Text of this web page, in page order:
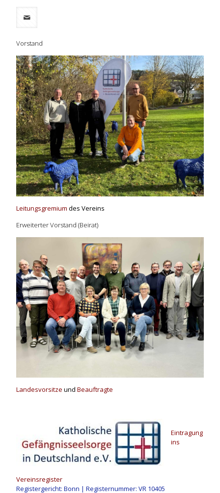
Vorstand
Leitungsgremium des Vereins
Erweiterter Vorstand (Beirat)
Landesvorsitze und Beauftragte
Eintragung
ins
Vereinsregister
Registergericht: Bonn | Registernummer: VR 10405